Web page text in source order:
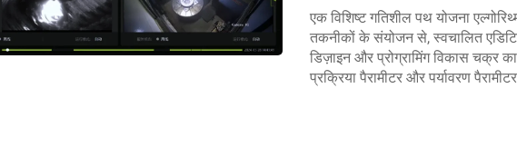
एक विशिष्ट गतिशील पथ योजना
तकनीकों के संयोजन से, स्वचालित
डिज़ाइन और प्रोग्रामिंग विकास चक्र
प्रक्रिया पैरामीटर और पर्यावरण